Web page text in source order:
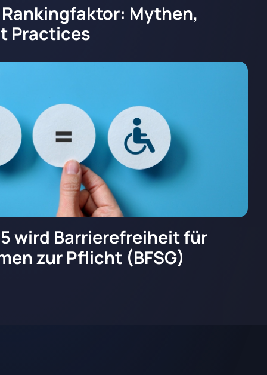
Mythen,
Practices
wird Barrierefreiheit für
zur Pflicht (BFSG)